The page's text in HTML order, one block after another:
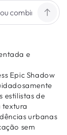
e
Epic Shadow
estilistas de
textura
urbanas
sem